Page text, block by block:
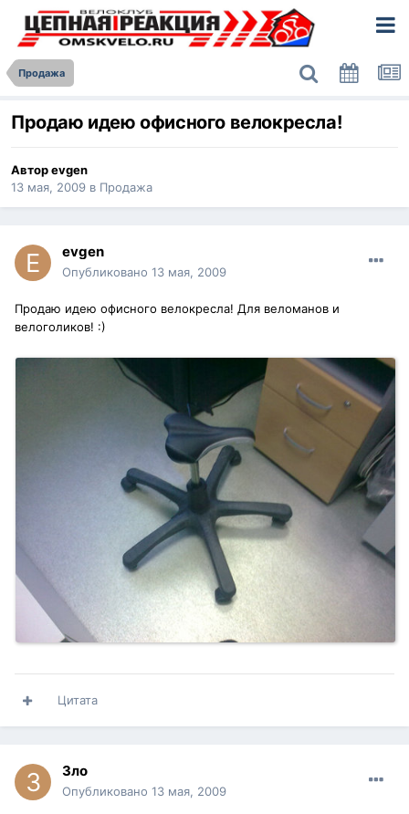
Продажа
Продаю идею офисного велокресла!
Авторevgen
13 мая, 2009 в Продажа
evgen
Опубликовано 13 мая, 2009
Продаю идею офисного велокресла! Для веломанов и
велоголиков! :)
Цитата
Зло
Опубликовано 13 мая, 2009